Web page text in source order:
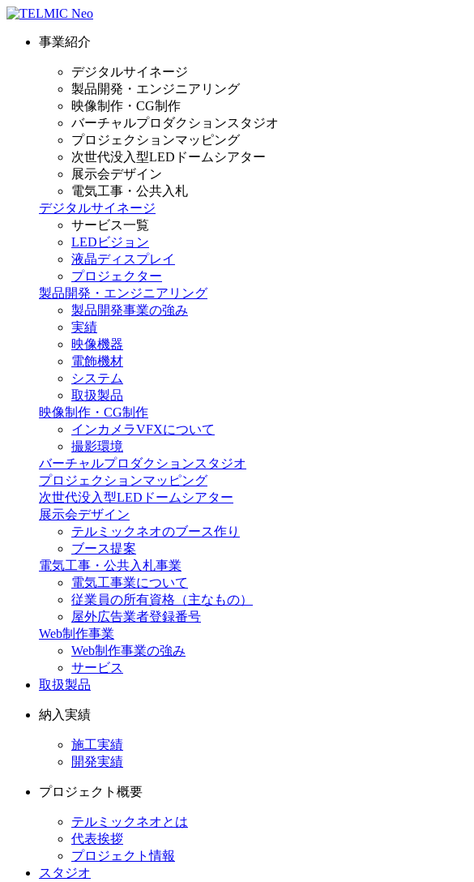
事業紹介
デジタルサイネージ
製品開発・エンジニアリング
映像制作・CG制作
バーチャルプロダクションスタジオ
プロジェクションマッピング
次世代没入型LEDドームシアター
展示会デザイン
電気工事・公共入札
デジタルサイネージ
サービス一覧
LEDビジョン
液晶ディスプレイ
プロジェクター
製品開発・エンジニアリング
製品開発事業の強み
実績
映像機器
電飾機材
システム
取扱製品
映像制作・CG制作
インカメラVFXについて
撮影環境
バーチャルプロダクションスタジオ
プロジェクションマッピング
次世代没入型LEDドームシアター
展示会デザイン
テルミックネオのブース作り
ブース提案
電気工事・公共入札事業
電気工事業について
従業員の所有資格（主なもの）
屋外広告業者登録番号
Web制作事業
Web制作事業の強み
サービス
取扱製品
納入実績
施工実績
開発実績
プロジェクト概要
テルミックネオとは
代表挨拶
プロジェクト情報
スタジオ